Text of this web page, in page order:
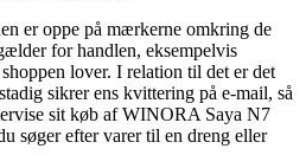
er oppe på mærkerne omkring de
for handlen, eksempelvis
lover. I relation til det er det
sikrer ens kvittering på e-mail, så
sit køb af WINORA Saya N7
søger efter varer til en dreng eller